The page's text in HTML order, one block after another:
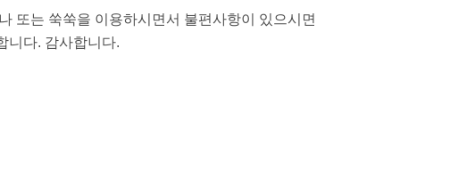
또는 쑥쑥을 이용하시면서 불편사항이 있으시면
니다. 감사합니다.